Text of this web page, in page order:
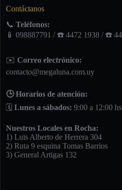
Contáctanos
📞 Teléfonos:
📱 098887791 / ☎️ 4472 1938 / ☎️
✉️ Correo electrónico:
contacto@megaluna.com.uy
🕒 Horarios de atención:
🗓️ Lunes a sábados: 9:00 a 12:00
Nuestros Locales en Rocha:
1) Luis Alberto de Herrera 304
2) Ruta 9 esquina Tomas Barrios
3) General Artigas 132